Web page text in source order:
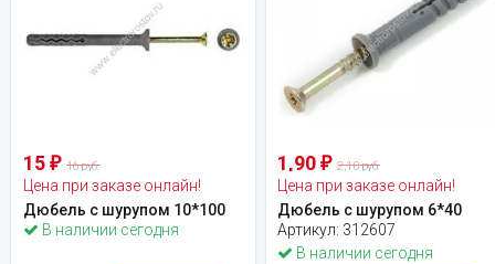
15 ₽ 16 руб.
Цена при заказе онлайн!
Дюбель с шурупом 10*100
В наличии сегодня
1,90₽ 2,10 руб.
Цена при заказе онлайн!
Дюбель с шурупом 6*40
Артикул: 312607
В наличии сегодня